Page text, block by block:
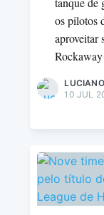
os pilotos
aproveitar
10 JUL